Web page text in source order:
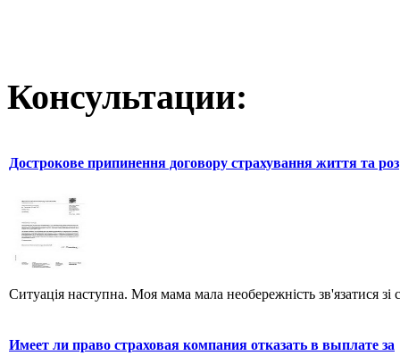
Консультации:
Дострокове припинення договору страхування життя та роз
Ситуація наступна. Моя мама мала необережність зв'язатися
Имеет ли право страховая компания отказать в выплате за